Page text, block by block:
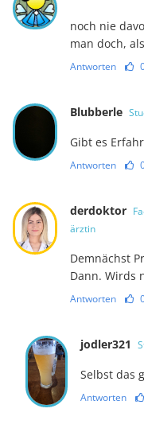
noch nie
man doch,
Antworten
Blubberle
Gibt es
Antworten
derdoktor
ärztin
Demnächst
Dann. Wirds
Antworten
jodler321
Selbst das
Antworten